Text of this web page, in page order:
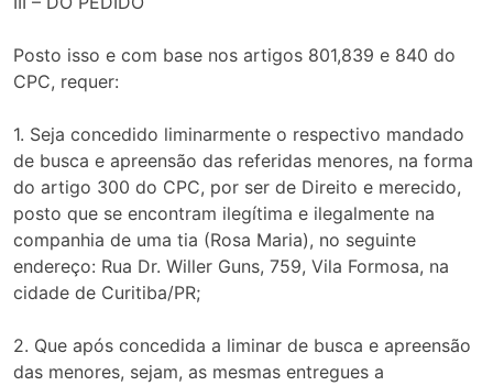
Posto isso e com base nos artigos 801,839 e 840 do
CPC, requer:
1. Seja concedido liminarmente o respectivo mandado
de busca e apreensão das referidas menores, na forma
do artigo 300 do CPC, por ser de Direito e merecido,
posto que se encontram ilegítima e ilegalmente na
companhia de uma tia (Rosa Maria), no seguinte
endereço: Rua Dr. Willer Guns, 759, Vila Formosa, na
cidade de Curitiba/PR;
2. Que após concedida a liminar de busca e apreensão
das menores, sejam, as mesmas entregues a